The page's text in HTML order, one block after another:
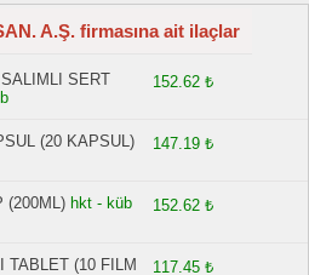
A.Ş. firmasına ait ilaçlar
SERT
152.62 ₺
(20 KAPSUL)
147.19 ₺
(200ML) hkt - küb
152.62 ₺
TABLET (10 FILM
117.45 ₺